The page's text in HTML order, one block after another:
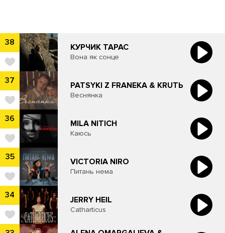
38 КУРЧИК ТАРАС
Вона як сонце
37 PATSYKI Z FRANEKA & KRUTЬ
Веснянка
36 MILA NITICH
Каюсь
35 VICTORIA NIRO
Питань нема
34 JERRY HEIL
Catharticus